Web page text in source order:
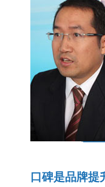
口碑是品牌提